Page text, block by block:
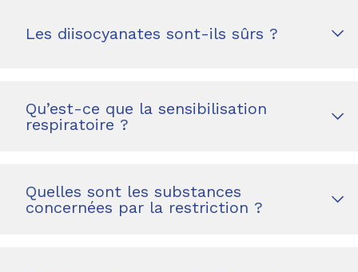
Les diisocyanates sont-ils sûrs ?
Qu’est-ce que la sensibilisation
respiratoire ?
Quelles sont les substances
concernées par la restriction ?